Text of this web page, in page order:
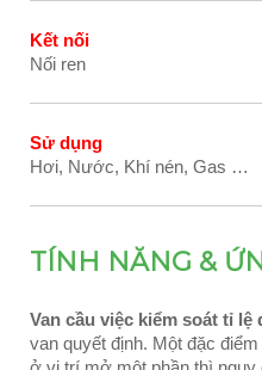
Kết nối
Nối ren
Sử dụng
Hơi, Nước, Khí nén, Gas …
TÍNH NĂNG &
Van cầu việc kiểm soát tỉ lệ
van quyết định. Một đặc